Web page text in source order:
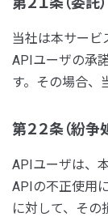
当社は本サービ
APIユーザの承
す。その場合、
第２２条（紛争
APIユーザは、
APIの不正使用
に対して、その